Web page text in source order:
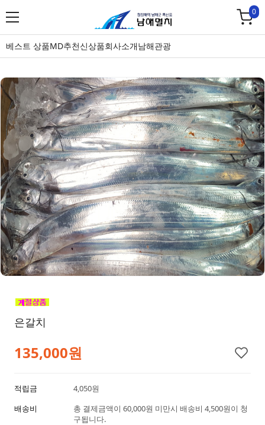
0
베스트 상품MD추천신상품회사소개남해관광
은갈치
135,000원
적립금
4,050원
배송비
총 결제금액이 60,000원 미만시 배송비 4,500원이 청
구됩니다.